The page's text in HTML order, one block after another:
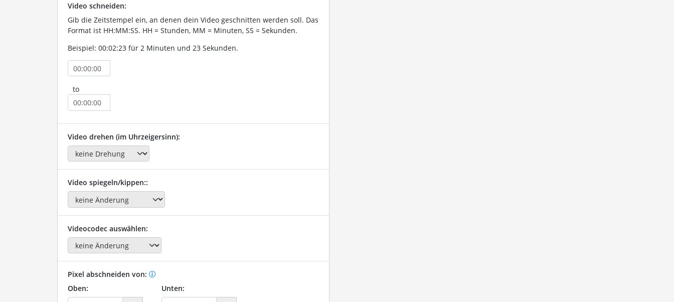
Video schneiden:
Gib die Zeitstempel ein, an denen dein Video geschnitten werden soll. Das
Format ist HH:MM:SS. HH = Stunden, MM = Minuten, SS = Sekunden.
Beispiel: 00:02:23 für 2 Minuten und 23 Sekunden.
to
Video drehen (im Uhrzeigersinn):
Video spiegeln/kippen::
Videocodec auswählen:
Pixel abschneiden von:
Oben:
Unten: